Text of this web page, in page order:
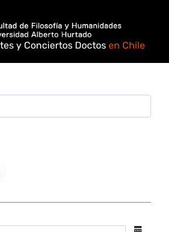
y Conciertos Doctos en Chile